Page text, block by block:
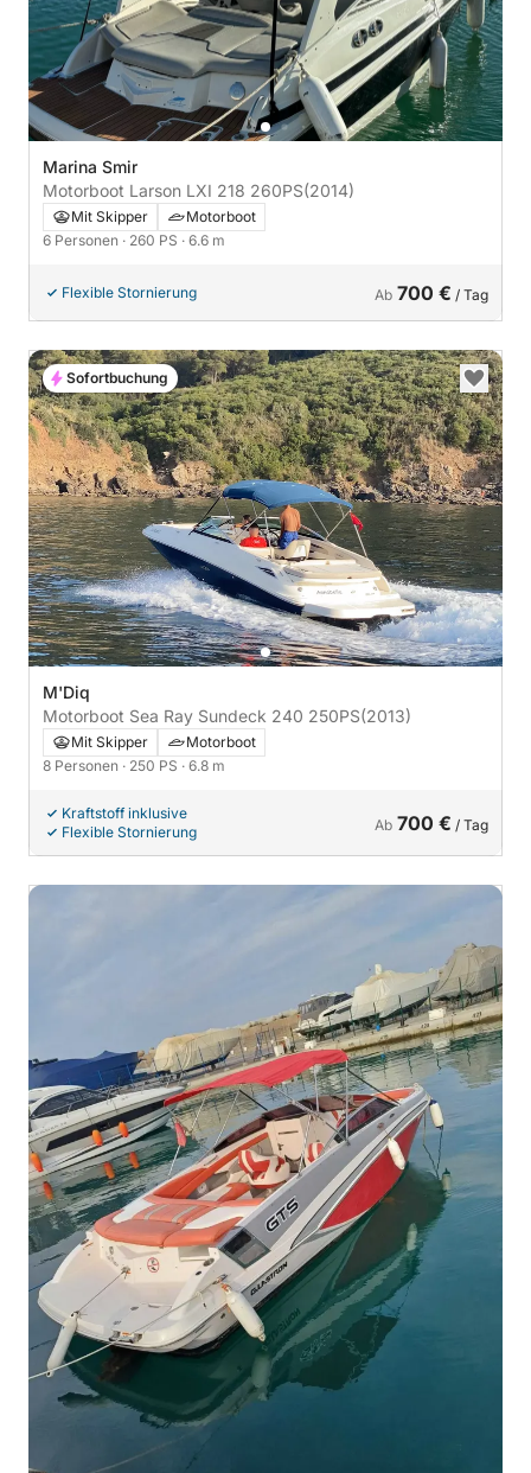
Marina Smir
Motorboot Larson LXI 218 260PS(2014)
Mit Skipper
Motorboot
6 Personen · 260 PS · 6.6 m
Flexible Stornierung Ab 700 € / Tag
M'Diq
Motorboot Sea Ray Sundeck 240 250PS(2013)
Mit Skipper
Motorboot
8 Personen · 250 PS · 6.8 m
Kraftstoff inklusive
Flexible Stornierung
Ab 700 € / Tag
Sofortbuchung